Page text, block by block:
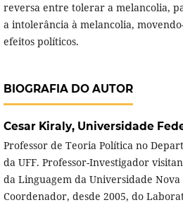
reversa entre tolerar a melancolia,
a intolerância à melancolia,
efeitos políticos.
BIOGRAFIA DO AUTOR
Cesar Kiraly, Universidade
Professor de Teoria Política no
da UFF. Professor-Investigador
da Linguagem da Universidade Nova
Coordenador, desde 2005, do